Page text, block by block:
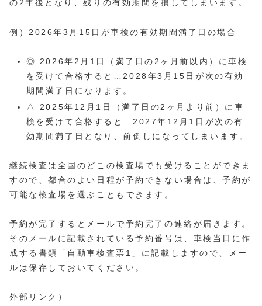
の2年後となり、残りの有効期間を損してしまいます。
例）2026年3月15日が車検の有効期間満了日の場合
◎ 2026年2月1日（満了日の2ヶ月前以内）に車検
を受けて合格すると…2028年3月15日が次の有効
期間満了日になります。
△ 2025年12月1日（満了日の2ヶ月より前）に車
検を受けて合格すると…2027年12月1日が次の有
効期間満了日となり、前倒しになってしまいます。
継続検査は全国のどこの検査場でも受けることができま
すので、都合のよい日程が予約できない場合は、予約が
可能な検査場を選ぶこともできます。
予約が完了するとメールで予約完了の連絡が届きます。
そのメールに記載されている予約番号は、車検当日に作
成する書類「自動車検査票1」に記載しますので、メー
ルは保存しておいてください。
外部リンク）